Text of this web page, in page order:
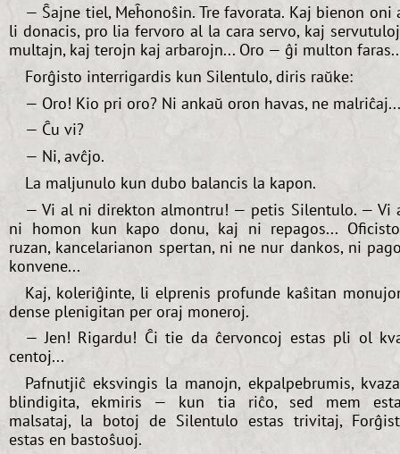
— Ŝajne tiel, Meĥonoŝin. Tre favorata. Kaj bienon oni
li donacis, pro lia fervoro al la cara servo, kaj
multajn, kaj terojn kaj arbarojn... Oro — ĝi multon
Forĝisto interrigardis kun Silentulo, diris raŭke:
— Oro! Kio pri oro? Ni ankaŭ oron havas, ne malriĉaj...
— Ĉu vi?
— Ni, avĉjo.
La maljunulo kun dubo balancis la kapon.
— Vi al ni direkton almontru! — petis Silentulo. — Vi
ni homon kun kapo donu, kaj ni repagos...
ruzan, kancelarianon spertan, ni ne nur dankos, ni
konvene...
Kaj, koleriĝinte, li elprenis profunde kaŝitan
dense plenigitan per oraj moneroj.
— Jen! Rigardu! Ĉi tie da ĉervoncoj estas pli ol
centoj...
Pafnutjiĉ eksvingis la manojn, ekpalpebrumis,
blindigita, ekmiris — kun tia riĉo, sed mem
malsataj, la botoj de Silentulo estas trivitaj,
estas en bastoŝuoj.